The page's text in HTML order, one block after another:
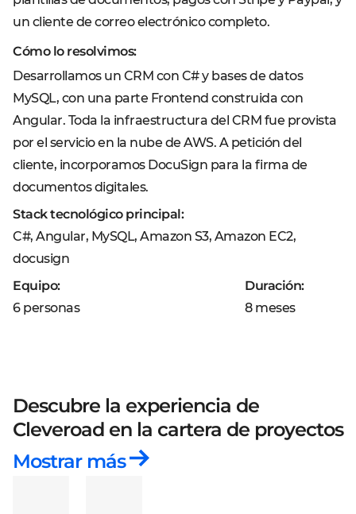
un cliente de correo electrónico completo.
Cómo lo resolvimos:
Desarrollamos un CRM con C# y bases de datos
MySQL, con una parte Frontend construida con
Angular. Toda la infraestructura del CRM fue provista
por el servicio en la nube de AWS. A petición del
cliente, incorporamos DocuSign para la firma de
documentos digitales.
Stack tecnológico principal:
C#, Angular, MySQL, Amazon S3, Amazon EC2,
docusign
Equipo:
6 personas
Duración:
8 meses
Descubre la experiencia de
Cleveroad en la cartera de proyectos
Mostrar más